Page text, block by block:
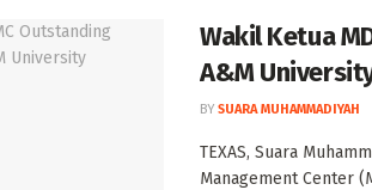
Wakil Ketua
A&M
BY SUARA MUHAMMADIYAH
TEXAS, Suara
Management Center